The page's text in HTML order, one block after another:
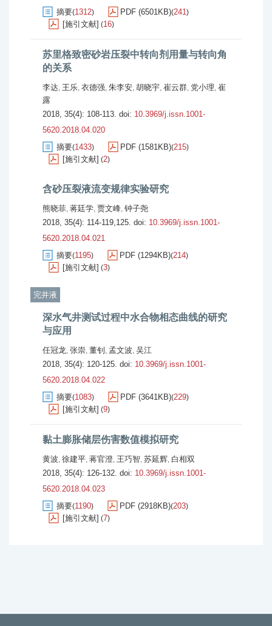
摘要(1312) PDF (6501KB)(241)
[施引文献] (16)
苏里格致密砂岩压裂中转向剂用量与转向角
的关系
李达, 王乐, 衣德强, 朱李安, 胡晓宇, 崔云群, 党小理, 崔
露
2018, 35(4): 108-113. doi: 10.3969/j.issn.1001-
5620.2018.04.020
摘要(1433) PDF (1581KB)(215)
[施引文献] (2)
含砂压裂液流变规律实验研究
熊晓菲, 蒋廷学, 贾文峰, 钟子尧
2018, 35(4): 114-119,125. doi: 10.3969/j.issn.1001-
5620.2018.04.021
摘要(1195) PDF (1294KB)(214)
[施引文献] (3)
完井液
深水气井测试过程中水合物相态曲线的研究
与应用
任冠龙, 张崇, 董钊 , 孟文波, 吴江
2018, 35(4): 120-125. doi: 10.3969/j.issn.1001-
5620.2018.04.022
摘要(1083) PDF (3641KB)(229)
[施引文献] (9)
黏土膨胀储层伤害数值模拟研究
黄波, 徐建平, 蒋官澄, 王巧智, 苏延辉, 白相双
2018, 35(4): 126-132. doi: 10.3969/j.issn.1001-
5620.2018.04.023
摘要(1190) PDF (2918KB)(203)
[施引文献] (7)